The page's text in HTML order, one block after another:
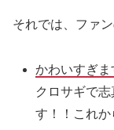
それでは、ファン
かわいすぎま
クロサギで
す！！これか